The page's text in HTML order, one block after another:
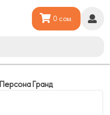
0 сом.
Персона Гранд